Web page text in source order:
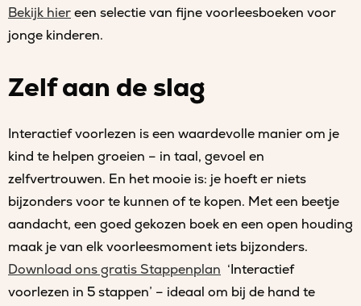
Bekijk hier een selectie van fijne voorleesboeken voor
jonge kinderen.
Zelf aan de slag
Interactief voorlezen is een waardevolle manier om je
kind te helpen groeien – in taal, gevoel en
zelfvertrouwen. En het mooie is: je hoeft er niets
bijzonders voor te kunnen of te kopen. Met een beetje
aandacht, een goed gekozen boek en een open houding
maak je van elk voorleesmoment iets bijzonders.
Download ons gratis Stappenplan ‘Interactief
voorlezen in 5 stappen’ – ideaal om bij de hand te